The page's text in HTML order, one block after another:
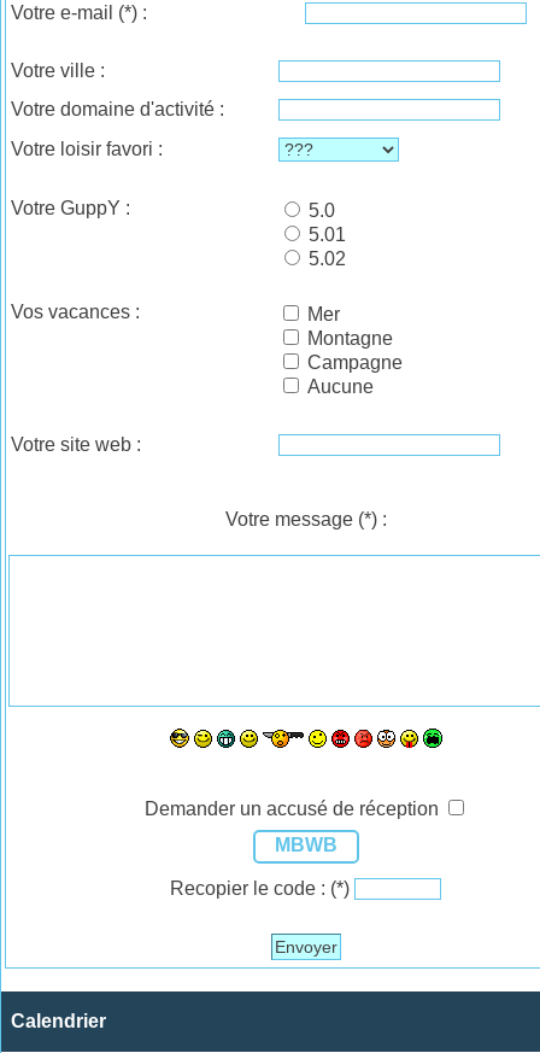
Votre e-mail (*) :
Votre ville :
Votre domaine d'activité :
Votre loisir favori :
Votre GuppY :
5.0
5.01
5.02
Vos vacances :
Mer
Montagne
Campagne
Aucune
Votre site web :
Votre message (*):
Demander un accusé de réception
MBWB
Recopier le code : (*)
Envoyer
Calendrier